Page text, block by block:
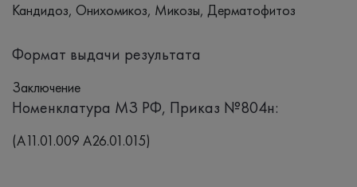
Кандидоз, Онихомикоз, Микозы, Дерматофитоз
Формат выдачи результата
Заключение
Номенклатура МЗ РФ, Приказ №804н:
(A11.01.009 A26.01.015)